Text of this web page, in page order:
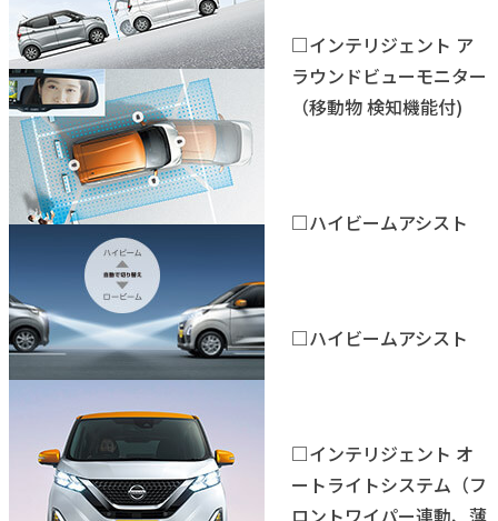
□インテリジェント ア
ラウンドビューモニター
（移動物 検知機能付)
□ハイビームアシスト
□ハイビームアシスト
□インテリジェント オ
ートライトシステム（フ
ロントワイパー連動、薄